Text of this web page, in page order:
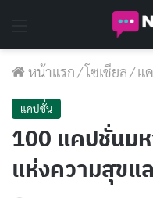
หน้าแรก/โซเชียล/แ
แคปชั่น
100 แคปชั่นม
แห่งความสุขแ